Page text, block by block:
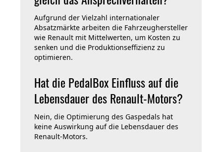
Aufgrund der Vielzahl internationaler
Absatzmärkte arbeiten die Fahrzeughersteller
wie Renault mit Mittelwerten, um Kosten zu
senken und die Produktionseffizienz zu
optimieren.
Hat die PedalBox Einfluss auf die
Lebensdauer des Renault-Motors?
Nein, die Optimierung des Gaspedals hat
keine Auswirkung auf die Lebensdauer des
Renault-Motors.